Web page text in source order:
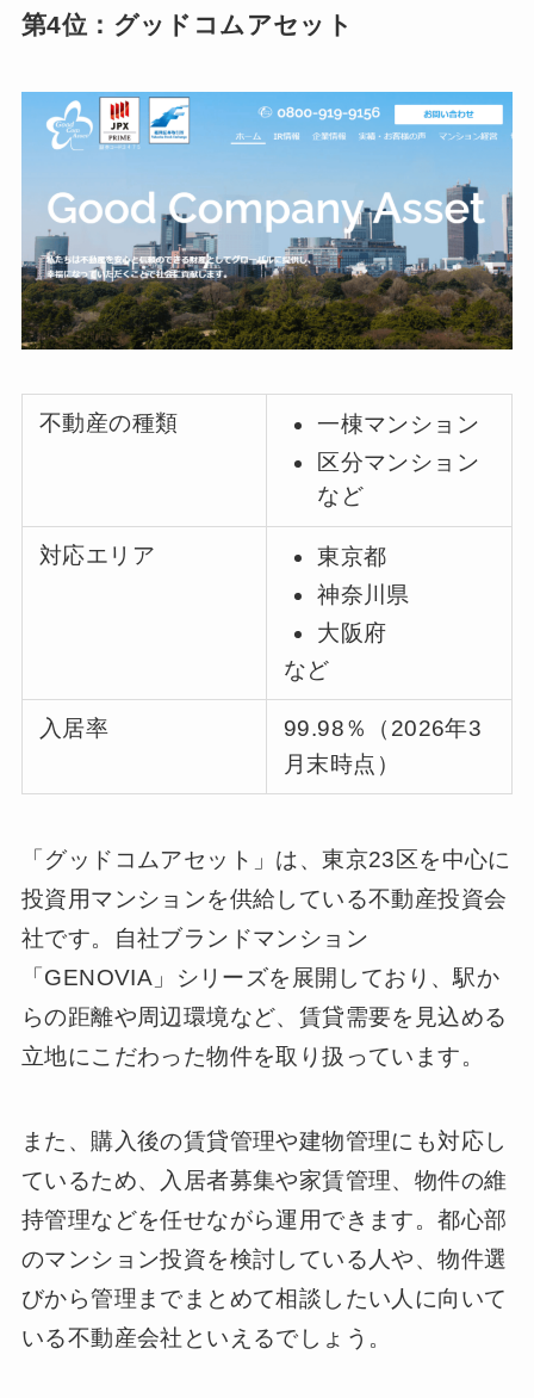
第4位：グッドコムアセット
不動産の種類
一棟マンション
区分マンション
など
対応エリア
東京都
神奈川県
大阪府
など
入居率
99.98％（2026年3
月末時点）
「グッドコムアセット」は、東京23区を中心に
投資用マンションを供給している不動産投資会
社です。自社ブランドマンション
「GENOVIA」シリーズを展開しており、駅か
らの距離や周辺環境など、賃貸需要を見込める
立地にこだわった物件を取り扱っています。
また、購入後の賃貸管理や建物管理にも対応し
ているため、入居者募集や家賃管理、物件の維
持管理などを任せながら運用できます。都心部
のマンション投資を検討している人や、物件選
びから管理までまとめて相談したい人に向いて
いる不動産会社といえるでしょう。